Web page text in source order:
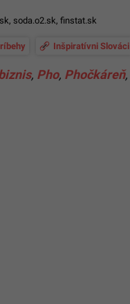
, soda.o2.sk, finstat.sk
Inšpiratívni Slováci
, Pho, Phočkáreň,